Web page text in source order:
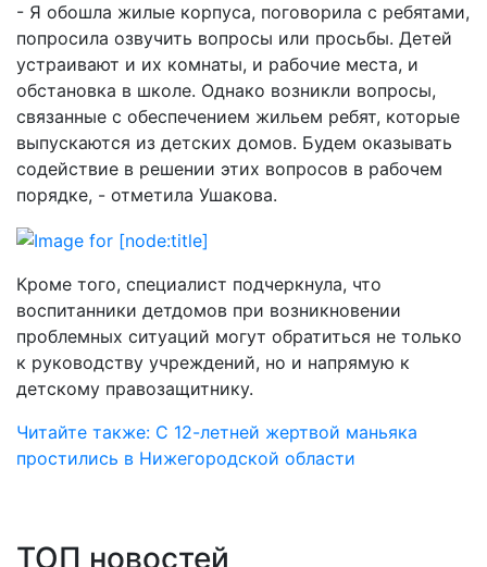
- Я обошла жилые корпуса, поговорила с ребятами,
попросила озвучить вопросы или просьбы. Детей
устраивают и их комнаты, и рабочие места, и
обстановка в школе. Однако возникли вопросы,
связанные с обеспечением жильем ребят, которые
выпускаются из детских домов. Будем оказывать
содействие в решении этих вопросов в рабочем
порядке, - отметила Ушакова.
Кроме того, специалист подчеркнула, что
воспитанники детдомов при возникновении
проблемных ситуаций могут обратиться не только
к руководству учреждений, но и напрямую к
детскому правозащитнику.
Читайте также: С 12-летней жертвой маньяка
простились в Нижегородской области
ТОП новостей